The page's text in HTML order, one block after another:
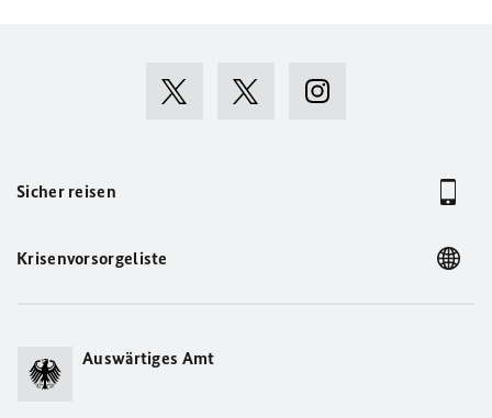
Sicher reisen
Krisenvorsorgeliste
Auswärtiges Amt